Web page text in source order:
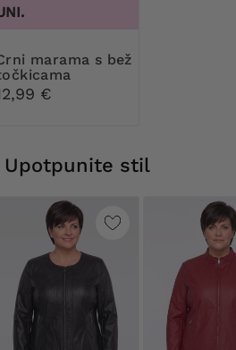
s bež
€
Upotpunite stil